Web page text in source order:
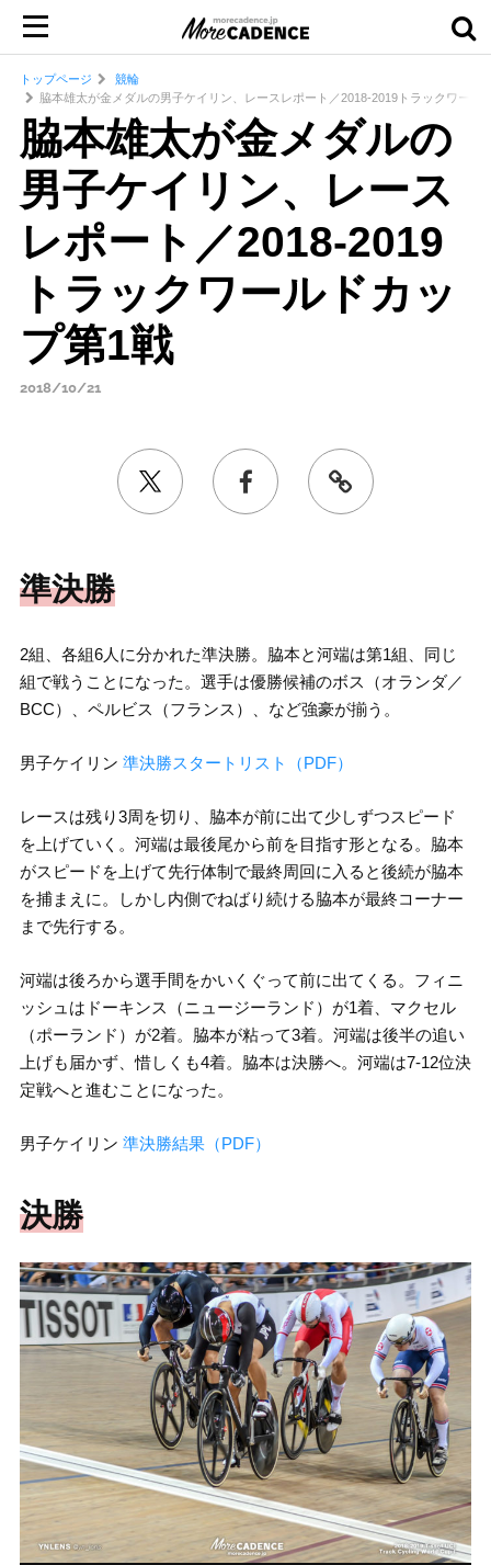
トップページ
競輪
脇本雄太が金メダルの男子ケイリン、レースレポート／2018-2019トラックワール
脇本雄太が金メダルの
男子ケイリン、レース
レポート／2018-2019
トラックワールドカッ
プ第1戦
2018/10/21
準決勝
2組、各組6人に分かれた準決勝。脇本と河端は第1組、同じ
組で戦うことになった。選手は優勝候補のボス（オランダ／
BCC）、ペルビス（フランス）、など強豪が揃う。
男子ケイリン 準決勝スタートリスト（PDF）
レースは残り3周を切り、脇本が前に出て少しずつスピード
を上げていく。河端は最後尾から前を目指す形となる。脇本
がスピードを上げて先行体制で最終周回に入ると後続が脇本
を捕まえに。しかし内側でねばり続ける脇本が最終コーナー
まで先行する。
河端は後ろから選手間をかいくぐって前に出てくる。フィニ
ッシュはドーキンス（ニュージーランド）が1着、マクセル
（ポーランド）が2着。脇本が粘って3着。河端は後半の追い
上げも届かず、惜しくも4着。脇本は決勝へ。河端は7-12位決
定戦へと進むことになった。
男子ケイリン 準決勝結果（PDF）
決勝